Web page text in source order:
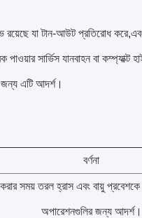
রয়েছে যা টান-আউট প্রতিরোধ
সার্ভিস যানবাহন বা
জন্য এটি আদর্শ।
বর্ণনা
সময় তরল হ্রাস এবং বায়ু প্রবেশকে
অপারেশনগুলির জন্য আদর্শ।